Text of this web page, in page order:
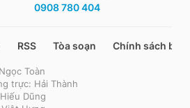
0908 780 404
RSS Tòa soạn Chính sách bảo
Toàn
trực: Hải Thành
Dũng